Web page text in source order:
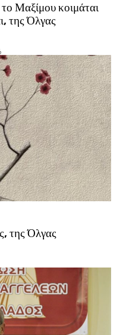
Μαξίμου κοιμάται
της Όλγας
της Όλγας